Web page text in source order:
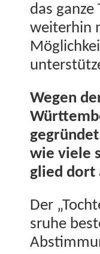
das
weit­er­hin
Wegen
wie viele
glied dort
Der
sruhe